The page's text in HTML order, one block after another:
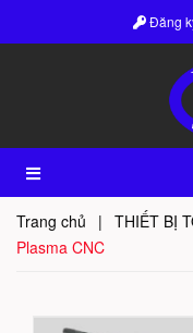
Đăng
Trang chủ | THIẾT BỊ
Plasma CNC